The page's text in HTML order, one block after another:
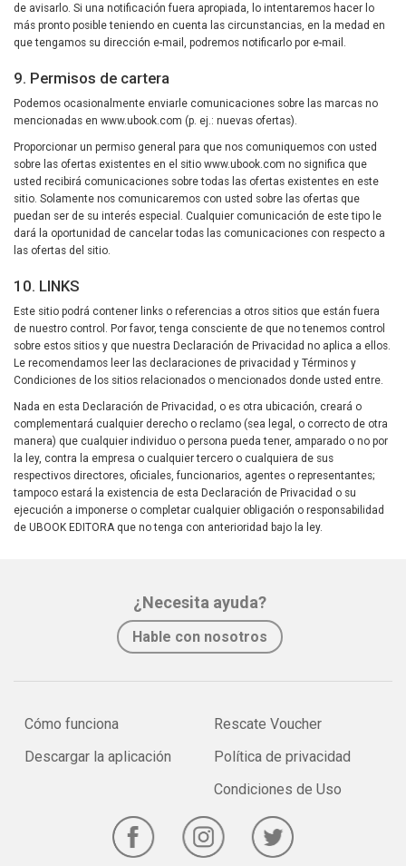
de avisarlo. Si una notificación fuera apropiada, lo intentaremos hacer lo
más pronto posible teniendo en cuenta las circunstancias, en la medad en
que tengamos su dirección e-mail, podremos notificarlo por e-mail.
9. Permisos de cartera
Podemos ocasionalmente enviarle comunicaciones sobre las marcas no
mencionadas en www.ubook.com (p. ej.: nuevas ofertas).
Proporcionar un permiso general para que nos comuniquemos con usted
sobre las ofertas existentes en el sitio www.ubook.com no significa que
usted recibirá comunicaciones sobre todas las ofertas existentes en este
sitio. Solamente nos comunicaremos con usted sobre las ofertas que
puedan ser de su interés especial. Cualquier comunicación de este tipo le
dará la oportunidad de cancelar todas las comunicaciones con respecto a
las ofertas del sitio.
10. LINKS
Este sitio podrá contener links o referencias a otros sitios que están fuera
de nuestro control. Por favor, tenga consciente de que no tenemos control
sobre estos sitios y que nuestra Declaración de Privacidad no aplica a ellos.
Le recomendamos leer las declaraciones de privacidad y Términos y
Condiciones de los sitios relacionados o mencionados donde usted entre.
Nada en esta Declaración de Privacidad, o es otra ubicación, creará o
complementará cualquier derecho o reclamo (sea legal, o correcto de otra
manera) que cualquier individuo o persona pueda tener, amparado o no por
la ley, contra la empresa o cualquier tercero o cualquiera de sus
respectivos directores, oficiales, funcionarios, agentes o representantes;
tampoco estará la existencia de esta Declaración de Privacidad o su
ejecución a imponerse o completar cualquier obligación o responsabilidad
de UBOOK EDITORA que no tenga con anterioridad bajo la ley.
¿Necesita ayuda?
Hable con nosotros
Cómo funciona
Descargar la aplicación
Rescate Voucher
Política de privacidad
Condiciones de Uso